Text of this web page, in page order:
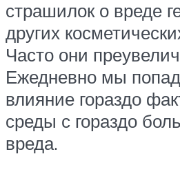
страшилок о вреде
других
Часто они
Ежедневно мы
влияние гораздо
среды с гораздо
вреда.